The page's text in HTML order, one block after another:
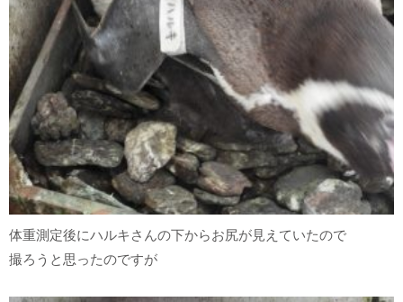
体重測定後にハルキさんの下からお尻が見えていたので
撮ろうと思ったのですが